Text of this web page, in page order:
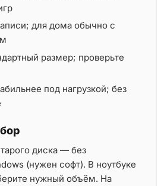
для дома обычно с
размер; проверьте
под нагрузкой; без
диска — без
(нужен софт). В ноутбуке
нужный объём. На